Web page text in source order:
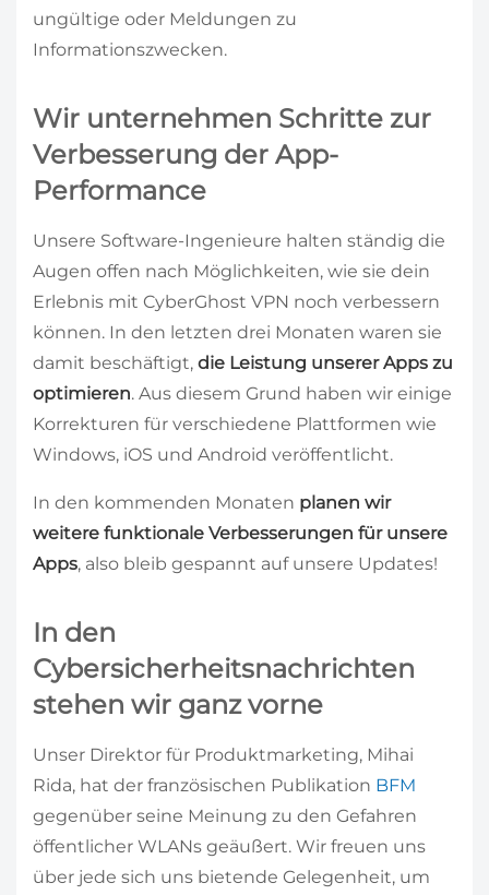
ungültige oder Meldungen zu
Informationszwecken.
Wir unternehmen Schritte zur
Verbesserung der App-
Performance
Unsere Software-Ingenieure halten ständig die
Augen offen nach Möglichkeiten, wie sie dein
Erlebnis mit CyberGhost VPN noch verbessern
können. In den letzten drei Monaten waren sie
damit beschäftigt, die Leistung unserer Apps zu
optimieren. Aus diesem Grund haben wir einige
Korrekturen für verschiedene Plattformen wie
Windows, iOS und Android veröffentlicht.
In den kommenden Monaten planen wir
weitere funktionale Verbesserungen für unsere
Apps, also bleib gespannt auf unsere Updates!
In den
Cybersicherheitsnachrichten
stehen wir ganz vorne
Unser Direktor für Produktmarketing, Mihai
Rida, hat der französischen Publikation BFM
gegenüber seine Meinung zu den Gefahren
öffentlicher WLANs geäußert. Wir freuen uns
über jede sich uns bietende Gelegenheit, um